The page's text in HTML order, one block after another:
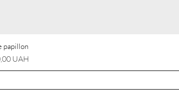
papillon
UAH